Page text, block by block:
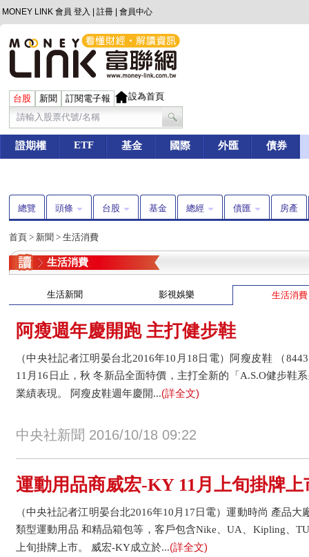
MONEY LINK 會員 登入 註冊 會員中心
台股 新聞 訂閱電子報 設為首頁
證期權 ETF 基金 國際 外匯 債券
總覽 頭條 台股 基金 總經 債匯 房產
首頁 > 新聞 > 生活消費
生活消費
生活新聞 影視娛樂 生活消費
阿瘦週年慶開跑 主打健步鞋
（中央社記者江明晏台北2016年10月18日電）阿瘦皮鞋 （
11月16日止，秋 冬新品全面特價，主打全新的「A.S.O健步鞋
業績表現。 阿瘦皮鞋週年慶開...(詳全文)
中央社新聞 2016/10/18 09:22
運動用品商威宏-KY 11月上旬掛牌上
（中央社記者江明晏台北2016年10月17日電）運動時尚 產品
類型運動用品 和精品箱包等，客戶包含Nike、UA、Kipling、
上旬掛牌上市。 威宏-KY成立於...(詳全文)